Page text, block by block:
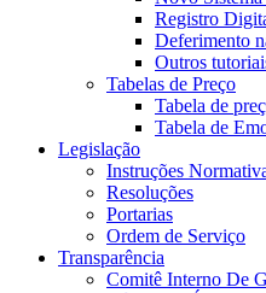
Registro
Deferimento
Outros
Tabelas de Preço
Tabela de
Tabela de
Legislação
Instruções
Resoluções
Portarias
Ordem de Serviço
Transparência
Comitê Interno De